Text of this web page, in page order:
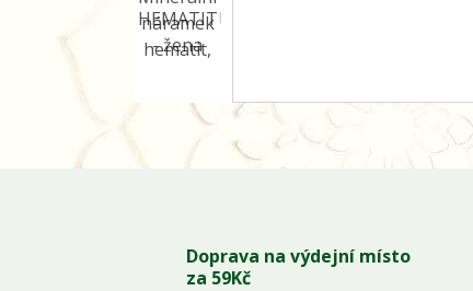
Doprava na výdejní místo
za 59Kč